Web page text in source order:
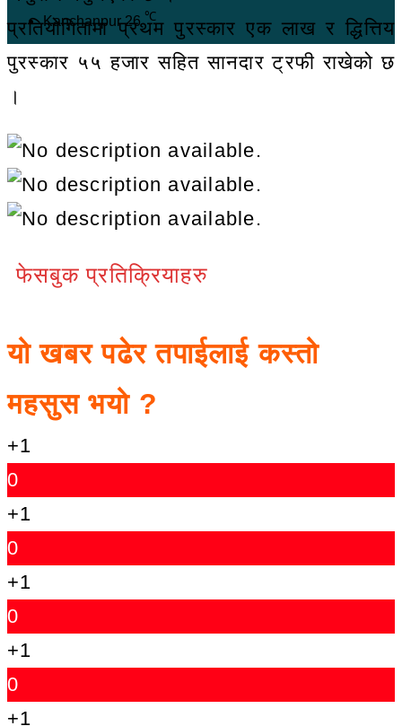
Kanchanpur 26℃
प्रतियोगितामा प्रथम पुरस्कार एक लाख र द्धित्तिय
पुरस्कार ५५ हजार सहित सानदार ट्रफी राखेको छ
।
फेसबुक प्रतिक्रियाहरु
यो खबर पढेर तपाईलाई कस्तो
महसुस भयो ?
+1
0
+1
0
+1
0
+1
0
+1